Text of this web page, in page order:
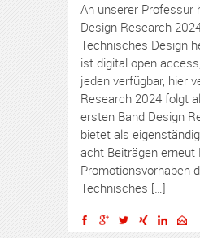
An unserer Professur
Design Research
Technisches Design
ist digital open
jeden verfügbar, hier
Research 2024 folgt
ersten Band Design
bietet als
acht Beiträgen erneut
Promotionsvorhaben
Technisches […]